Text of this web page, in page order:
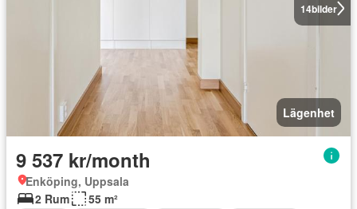
14bilder
Lägenhet
9 537 kr/month
Enköping, Uppsala
2 Rum
55 m²